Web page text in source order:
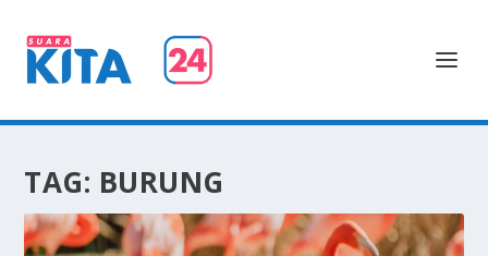
TAG: BURUNG